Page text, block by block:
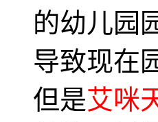
的幼儿园
导致现在
但是艾咪